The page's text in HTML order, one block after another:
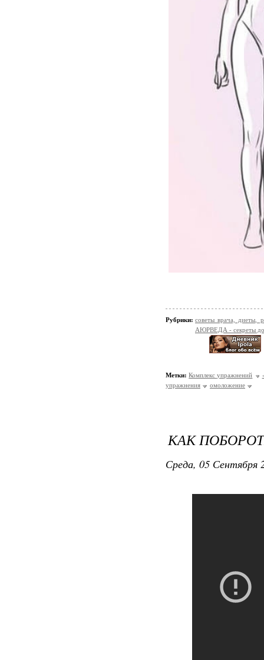
Рубрики: советы врача,
АЮРВЕДА - секреты
Метки: Комплекс упражнений
упражнения
омоложение
КАК
Среда, 05 Сентября